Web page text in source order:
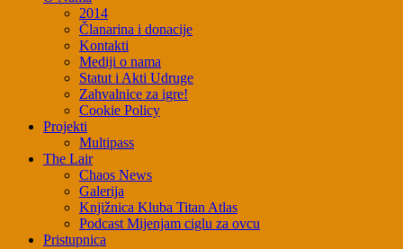
2014
Članarina i donacije
Kontakti
Mediji o nama
Statut i Akti Udruge
Zahvalnice za igre!
Cookie Policy
Projekti
Multipass
The Lair
Chaos News
Galerija
Knjižnica Kluba Titan Atlas
Podcast Mijenjam ciglu za ovcu
Pristupnica